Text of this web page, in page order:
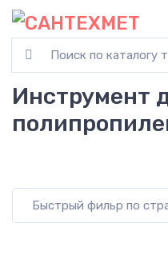
Инструмент